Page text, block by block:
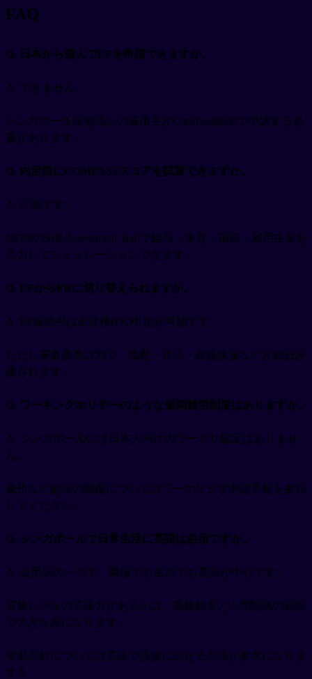
FAQ
Q. 日本から個人でEPを申請できますか。
A. できません。
シンガポール現地法人の雇用主がCorpPass経由で申請する必
要があります。
Q. 内定前にCOMPASSスコアを試算できますか。
A. 可能です。
MOMのSelf-Assessment Toolで給与・学歴・国籍・雇用主名を
入力してシミュレーションできます。
Q. EPからPRに切り替えられますか。
A. EP保持中は永住権(PR)申請が可能です。
ただし審査基準は別で、職歴・収入・家族状況などが総合評
価されます。
Q. ワーキングホリデーのような短期就労制度はありますか。
A. シンガポールには日本人向けのワーホリ協定はありませ
ん。
豪州など他国の制度についてはワーホリビザ申請手順を参照
してください。
Q. シンガポールで日常生活に英語は必須ですか。
A. 公用語の一つで、職場でも生活でも英語が中心です。
実務レベルの英語力があるかは、業務効率と人間関係の両面
で大きな差になります。
学習方針については英語で流暢に話せる方法が参考になりま
す💪